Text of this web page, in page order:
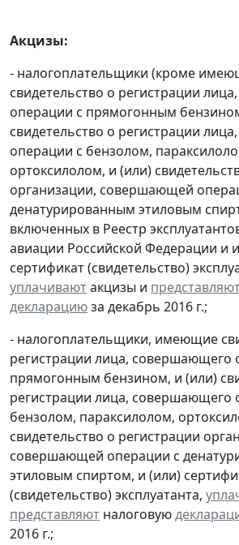
Акцизы:
- налогоплательщики (кроме
свидетельство о регистрации
операции с прямогонным
свидетельство о регистрации
операции с бензолом,
ортоксилолом, и (или)
организации, совершающей
денатурированным этиловым
включенных в Реестр
авиации Российской Федерации
сертификат (свидетельство)
уплачиваютакцизы и
декларациюза декабрь 2016 г.;
- налогоплательщики, имеющие
регистрации лица, совершающего
прямогонным бензином, и (или)
регистрации лица, совершающего
бензолом, параксилолом,
свидетельство о регистрации
совершающей операции с
этиловым спиртом, и (или)
(свидетельство) эксплуатанта,
представляют налоговую
2016 г.;